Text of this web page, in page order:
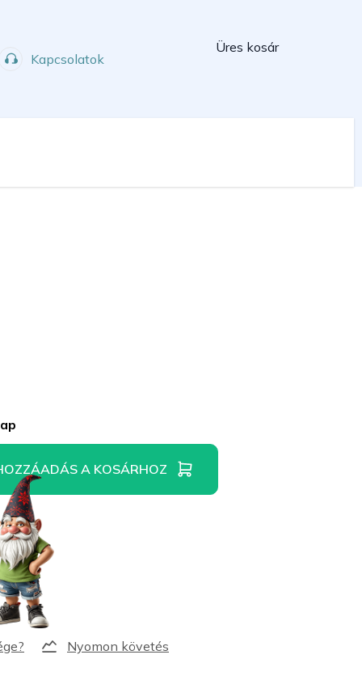
Kapcsolatok
Kosár
Üres kosár
A KOSÁRHOZ
Nyomon követés